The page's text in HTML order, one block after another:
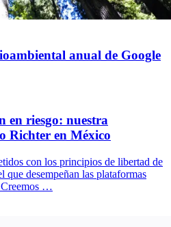
anual de Google
en riesgo: nuestra
Richter en México
con los principios de libertad de
que desempeñan las plataformas
Creemos …